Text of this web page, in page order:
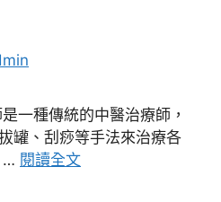
一種傳統的中醫治療師，
罐、刮痧等手法來治療各
… 閱讀全文